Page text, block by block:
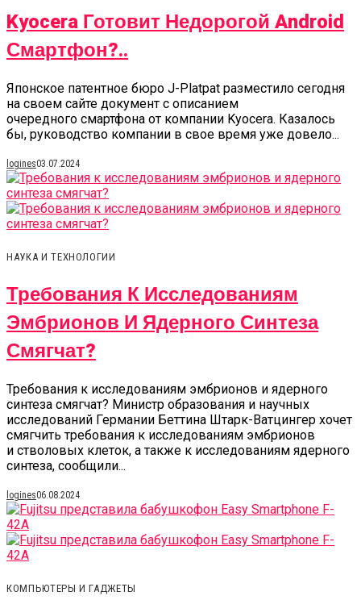
Kyocera Готовит Недорогой Android
Смартфон?..
Японское патентное бюро J-Platpat разместило сегодня
на своем сайте документ с описанием
очередного смартфона от компании Kyocera. Казалось
бы, руководство компании в свое время уже довело...
logines03.07.2024
НАУКА И ТЕХНОЛОГИИ
Требования К Исследованиям
Эмбрионов И Ядерного Синтеза
Смягчат?
Требования к исследованиям эмбрионов и ядерного
синтеза смягчат? Министр образования и научных
исследований Германии Беттина Штарк-Ватцингер хочет
смягчить требования к исследованиям эмбрионов
и стволовых клеток, а также к исследованиям ядерного
синтеза, сообщили...
logines06.08.2024
КОМПЬЮТЕРЫ И ГАДЖЕТЫ